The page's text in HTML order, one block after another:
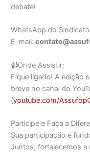
debate!
WhatsApp do
E-mail:
📹Onde Assistir:
Fique ligado! A edição
breve no canal do
(youtube.com/
Participe e Faça a
Sua participação é
Juntos, fortalecemos a